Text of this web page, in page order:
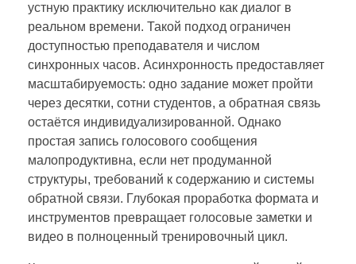
устную практику исключительно как диалог в
реальном времени. Такой подход ограничен
доступностью преподавателя и числом
синхронных часов. Асинхронность предоставляет
масштабируемость: одно задание может пройти
через десятки, сотни студентов, а обратная связь
остаётся индивидуализированной. Однако
простая запись голосового сообщения
малопродуктивна, если нет продуманной
структуры, требований к содержанию и системы
обратной связи. Глубокая проработка формата и
инструментов превращает голосовые заметки и
видео в полноценный тренировочный цикл.